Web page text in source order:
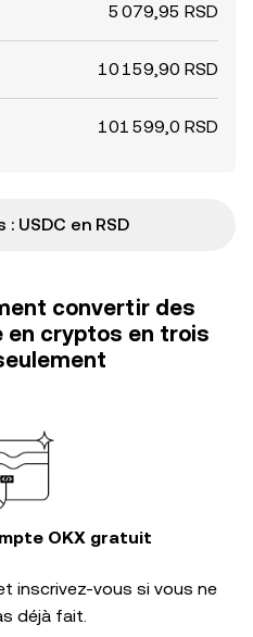
5 079,95 RSD
10 159,90 RSD
101 599,0 RSD
USDC en RSD
convertir des
en cryptos en trois
OKX gratuit
inscrivez-vous si vous ne
déjà fait.